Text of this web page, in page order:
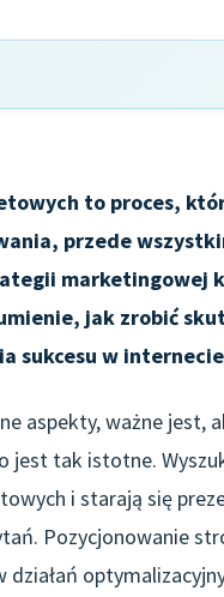
to proces,
przede
marketingowej
jak zrobić
sukcesu w
aspekty, ważne jest,
jest tak istotne.
i starają się
Pozycjonowanie